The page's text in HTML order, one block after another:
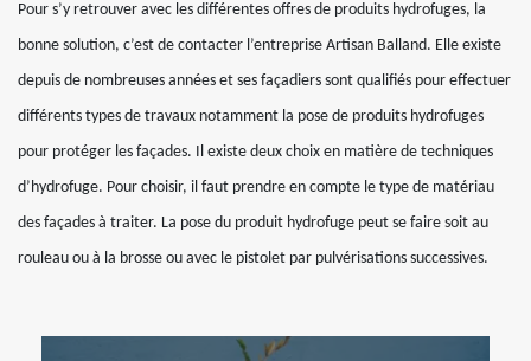
Pour s’y retrouver avec les différentes offres de produits hydrofuges, la
bonne solution, c’est de contacter l’entreprise Artisan Balland. Elle existe
depuis de nombreuses années et ses façadiers sont qualifiés pour effectuer
différents types de travaux notamment la pose de produits hydrofuges
pour protéger les façades. Il existe deux choix en matière de techniques
d’hydrofuge. Pour choisir, il faut prendre en compte le type de matériau
des façades à traiter. La pose du produit hydrofuge peut se faire soit au
rouleau ou à la brosse ou avec le pistolet par pulvérisations successives.